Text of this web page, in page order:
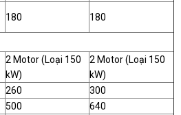
180 180
2 Motor (Loại 150
kW)
2 Motor (Loại 150
kW)
260
300
500
640